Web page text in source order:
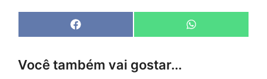
Share
on
F
a
e
b
Share
on
W
h
Você também vai gostar...